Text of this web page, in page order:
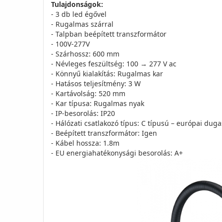
Tulajdonságok:
- 3 db led égővel
- Rugalmas szárral
- Talpban beépített transzformátor
- 100V-277V
- Szárhossz: 600 mm
- Névleges feszültség: 100 → 277 V ac
- Könnyű kialakítás: Rugalmas kar
- Hatásos teljesítmény: 3 W
- Kartávolság: 520 mm
- Kar típusa: Rugalmas nyak
- IP-besorolás: IP20
- Hálózati csatlakozó típus: C típusú – európai
- Beépített transzformátor: Igen
- Kábel hossza: 1.8m
- EU energiahatékonysági besorolás: A+